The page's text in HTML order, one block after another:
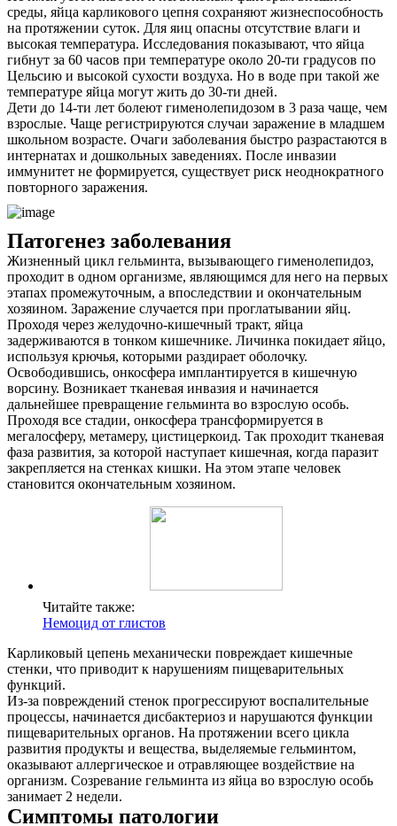
Контакты
среды, яйца карликового цепня сохраняют жизнеспособность
на протяжении суток. Для яиц опасны отсутствие влаги и
высокая температура. Исследования показывают, что яйца
гибнут за 60 часов при температуре около 20-ти градусов по
Цельсию и высокой сухости воздуха. Но в воде при такой же
температуре яйца могут жить до 30-ти дней.
Дети до 14-ти лет болеют гименолепидозом в 3 раза чаще, чем
взрослые. Чаще регистрируются случаи заражение в младшем
школьном возрасте. Очаги заболевания быстро разрастаются в
интернатах и дошкольных заведениях. После инвазии
иммунитет не формируется, существует риск неоднократного
повторного заражения.
Патогенез заболевания
Жизненный цикл гельминта, вызывающего гименолепидоз,
проходит в одном организме, являющимся для него на первых
этапах промежуточным, а впоследствии и окончательным
хозяином. Заражение случается при проглатывании яйц.
Проходя через желудочно-кишечный тракт, яйца
задерживаются в тонком кишечнике. Личинка покидает яйцо,
используя крючья, которыми раздирает оболочку.
Освободившись, онкосфера имплантируется в кишечную
ворсину. Возникает тканевая инвазия и начинается
дальнейшее превращение гельминта во взрослую особь.
Проходя все стадии, онкосфера трансформируется в
мегалосферу, метамеру, цистицеркоид. Так проходит тканевая
фаза развития, за которой наступает кишечная, когда паразит
закрепляется на стенках кишки. На этом этапе человек
становится окончательным хозяином.
Читайте также:
Немоцид от глистов
Карликовый цепень механически повреждает кишечные
стенки, что приводит к нарушениям пищеварительных
функций.
Из-за повреждений стенок прогрессируют воспалительные
процессы, начинается дисбактериоз и нарушаются функции
пищеварительных органов. На протяжении всего цикла
развития продукты и вещества, выделяемые гельминтом,
оказывают аллергическое и отравляющее воздействие на
организм. Созревание гельминта из яйца во взрослую особь
занимает 2 недели.
Симптомы патологии